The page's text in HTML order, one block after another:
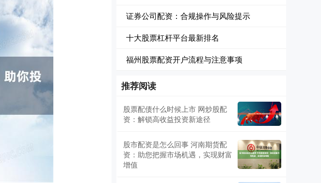
证券公司配资：合规操作与风险提示
十大股票杠杆平台最新排名
福州股票配资开户流程与注意事项
推荐阅读
股票配债什么时候上市 网炒股配
资：解锁高收益投资新途径
股市配资是怎么回事 河南期货配
资：助您把握市场机遇，实现财富
增值